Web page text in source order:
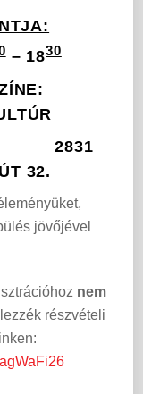
– 1830
32.
jövőjével
nem
részvételi